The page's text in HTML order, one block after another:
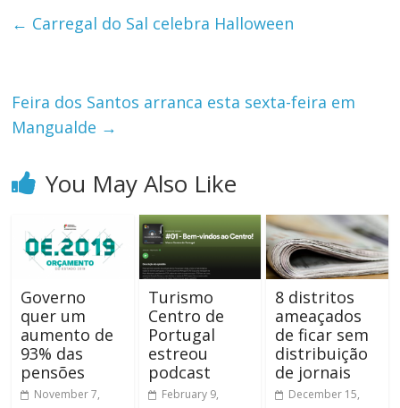
← Carregal do Sal celebra Halloween
Feira dos Santos arranca esta sexta-feira em
Mangualde →
You May Also Like
Governo
quer um
aumento de
93% das
pensões
November 7,
Turismo
Centro de
Portugal
estreou
podcast
February 9,
8 distritos
ameaçados
de ficar sem
distribuição
de jornais
December 15,